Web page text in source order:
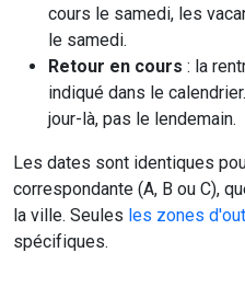
cours le samedi, les
le samedi.
Retour en cours : la
indiqué dans le
jour-là, pas le lendemain.
Les dates sont identiques
correspondante (A, B ou C),
la ville. Seules les zones
spécifiques.